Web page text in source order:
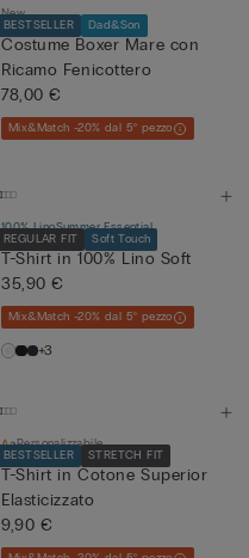
BESTSELLER Dad&Son
New
Costume Boxer Mare con
Ricamo Fenicottero
78,00 €
Mix&Match -20% dal 5° pezzo
REGULAR FIT Soft Touch
100% LinoSummer Essential
T-Shirt in 100% Lino Soft
35,90 €
Mix&Match -20% dal 5° pezzo
+3
BESTSELLER STRETCH FIT
Personalizzabile
T-Shirt in Cotone Superior
Elasticizzato
9,90 €